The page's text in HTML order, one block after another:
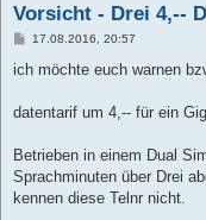
Vorsicht - Drei 4,--
B
i
a
17.08.2016, 20:57
ich möchte euch warnen
datentarif um 4,-- für ein
Betrieben in einem Dual
Sprachminuten über Drei
kennen diese Telnr nicht.